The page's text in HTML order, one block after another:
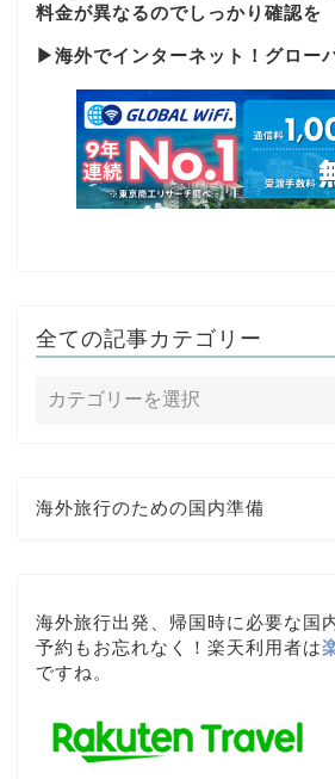
料金が異なるのでしっかり確認を
▶海外でインターネット！グロー
全ての記事カテゴリー
海外旅行のための国内準備
海外旅行出発、帰国時に必要な国
予約もお忘れなく！楽天利用者は
ですね。